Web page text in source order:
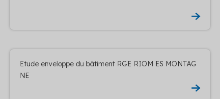
Etude enveloppe du bâtiment RGE RIOM ES MONTAG
NE